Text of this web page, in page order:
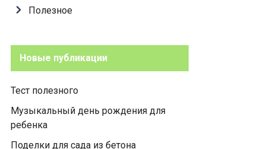
Полезное
Новые публикации
Тест полезного
Музыкальный день рождения для
ребенка
Поделки для сада из бетона